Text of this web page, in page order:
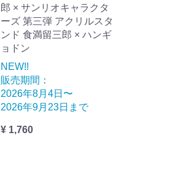
郎 × サンリオキャラクタ
ーズ 第三弾 アクリルスタ
ンド 食満留三郎 × ハンギ
ョドン
NEW!!
販売期間：
2026年8月4日〜
2026年9月23日まで
¥ 1,760